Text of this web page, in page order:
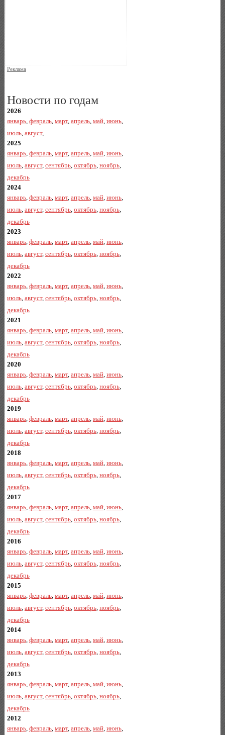
Реклама
Новости по годам
2026
январь, февраль, март, апрель, май, июнь,
июль, август,
2025
январь, февраль, март, апрель, май, июнь,
июль, август, сентябрь, октябрь, ноябрь,
декабрь
2024
январь, февраль, март, апрель, май, июнь,
июль, август, сентябрь, октябрь, ноябрь,
декабрь
2023
январь, февраль, март, апрель, май, июнь,
июль, август, сентябрь, октябрь, ноябрь,
декабрь
2022
январь, февраль, март, апрель, май, июнь,
июль, август, сентябрь, октябрь, ноябрь,
декабрь
2021
январь, февраль, март, апрель, май, июнь,
июль, август, сентябрь, октябрь, ноябрь,
декабрь
2020
январь, февраль, март, апрель, май, июнь,
июль, август, сентябрь, октябрь, ноябрь,
декабрь
2019
январь, февраль, март, апрель, май, июнь,
июль, август, сентябрь, октябрь, ноябрь,
декабрь
2018
январь, февраль, март, апрель, май, июнь,
июль, август, сентябрь, октябрь, ноябрь,
декабрь
2017
январь, февраль, март, апрель, май, июнь,
июль, август, сентябрь, октябрь, ноябрь,
декабрь
2016
январь, февраль, март, апрель, май, июнь,
июль, август, сентябрь, октябрь, ноябрь,
декабрь
2015
январь, февраль, март, апрель, май, июнь,
июль, август, сентябрь, октябрь, ноябрь,
декабрь
2014
январь, февраль, март, апрель, май, июнь,
июль, август, сентябрь, октябрь, ноябрь,
декабрь
2013
январь, февраль, март, апрель, май, июнь,
июль, август, сентябрь, октябрь, ноябрь,
декабрь
2012
январь, февраль, март, апрель, май, июнь,